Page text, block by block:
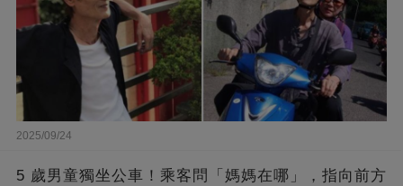
2025/09/24
5 歲男童獨坐公車！乘客問「媽媽在哪」，指向前方